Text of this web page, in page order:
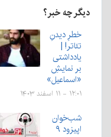
دیگر چه خبر؟
خطرِ دیدنِ
تئاتر! |
یادداشتی
بر نمایشِ
«اسماعیل»
۱۲:۰۱ - ۱۱ اسفند ۱۴۰۳
شب‌خوان
اپیزود ۹